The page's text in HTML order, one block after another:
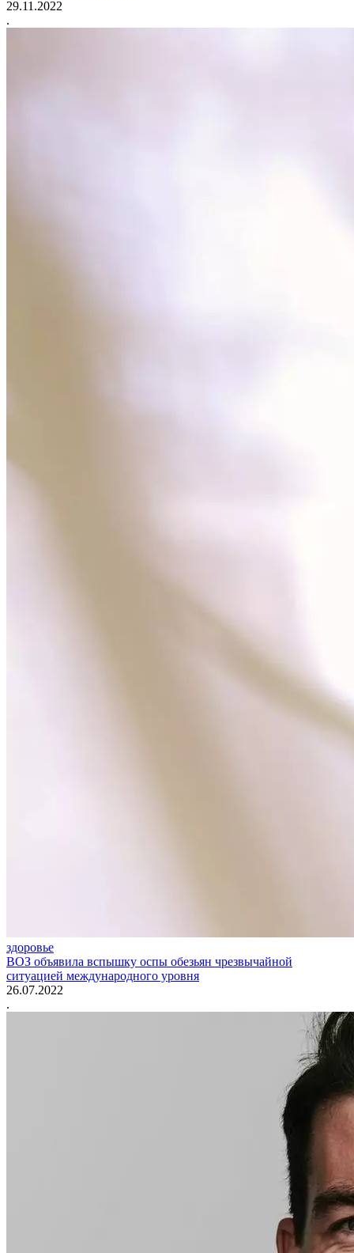
29.11.2022
.
здоровье
ВОЗ объявила вспышку оспы обезьян чрезвычайной
ситуацией международного уровня
26.07.2022
.